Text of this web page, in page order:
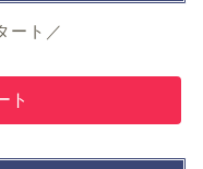
ート／
ト